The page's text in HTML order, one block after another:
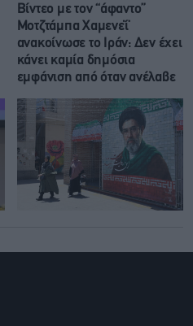
Βίντεο με τον “άφαντο”
Μοτζτάμπα Χαμενεΐ
ανακοίνωσε το Ιράν: Δεν έχει
κάνει καμία δημόσια
εμφάνιση από όταν ανέλαβε